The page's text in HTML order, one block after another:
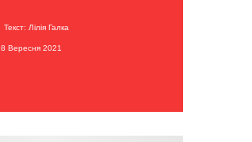
Текст: Лілія Галка
Вересня 2021